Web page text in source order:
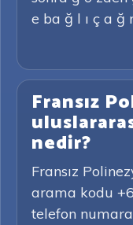
e ba ğ l ı ç a ğ
Fransız
nedir?
Fransız
arama kodu
telefon